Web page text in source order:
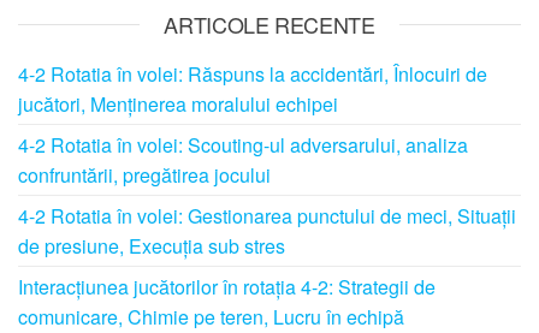
ARTICOLE RECENTE
4-2 Rotatia în volei: Răspuns la accidentări, Înlocuiri de
jucători, Menținerea moralului echipei
4-2 Rotatia în volei: Scouting-ul adversarului, analiza
confruntării, pregătirea jocului
4-2 Rotatia în volei: Gestionarea punctului de meci, Situații
de presiune, Execuția sub stres
Interacțiunea jucătorilor în rotația 4-2: Strategii de
comunicare, Chimie pe teren, Lucru în echipă